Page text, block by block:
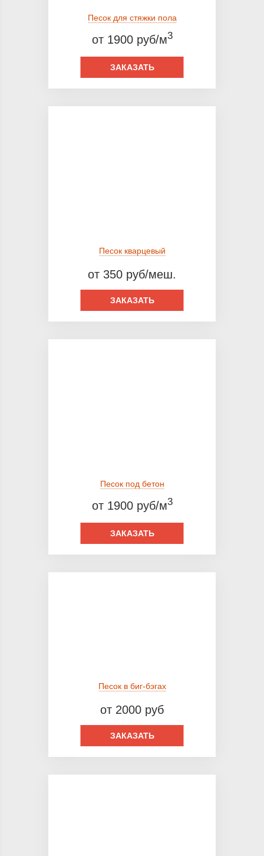
Песок для стяжки пола
от 1900 руб/м3
ЗАКАЗАТЬ
Песок кварцевый
от 350 руб/меш.
ЗАКАЗАТЬ
Песок под бетон
от 1900 руб/м3
ЗАКАЗАТЬ
Песок в биг-бэгах
от 2000 руб
ЗАКАЗАТЬ